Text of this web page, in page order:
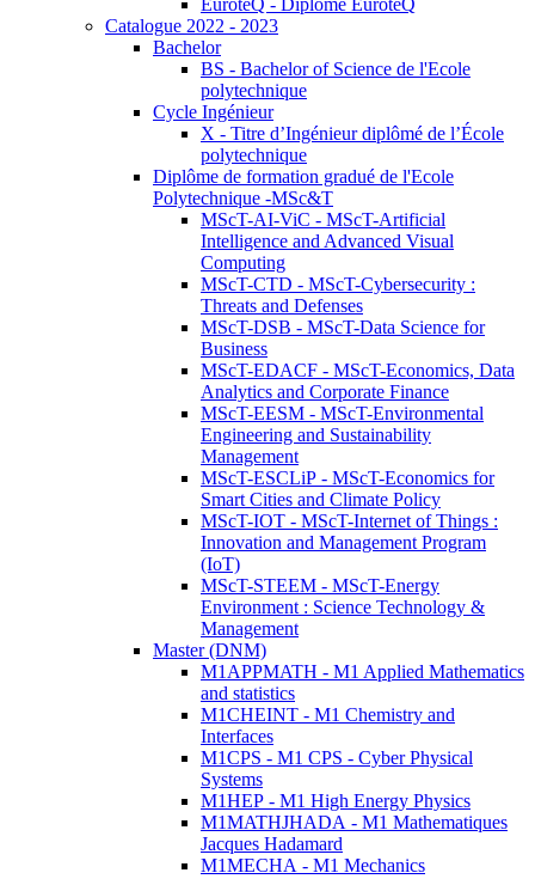
EuroteQ - Diplôme EuroteQ
Catalogue 2022 - 2023
Bachelor
BS - Bachelor of Science de l'Ecole
polytechnique
Cycle Ingénieur
X - Titre d’Ingénieur diplômé de l’École
polytechnique
Diplôme de formation gradué de l'Ecole
Polytechnique -MSc&T
MScT-AI-ViC - MScT-Artificial
Intelligence and Advanced Visual
Computing
MScT-CTD - MScT-Cybersecurity :
Threats and Defenses
MScT-DSB - MScT-Data Science for
Business
MScT-EDACF - MScT-Economics, Data
Analytics and Corporate Finance
MScT-EESM - MScT-Environmental
Engineering and Sustainability
Management
MScT-ESCLiP - MScT-Economics for
Smart Cities and Climate Policy
MScT-IOT - MScT-Internet of Things :
Innovation and Management Program
(IoT)
MScT-STEEM - MScT-Energy
Environment : Science Technology &
Management
Master (DNM)
M1APPMATH - M1 Applied Mathematics
and statistics
M1CHEINT - M1 Chemistry and
Interfaces
M1CPS - M1 CPS - Cyber Physical
Systems
M1HEP - M1 High Energy Physics
M1MATHJHADA - M1 Mathematiques
Jacques Hadamard
M1MECHA - M1 Mechanics